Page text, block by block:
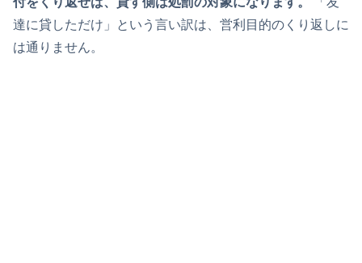
達に貸しただけ」という言い訳は、営利目的のくり返しに
は通りません。